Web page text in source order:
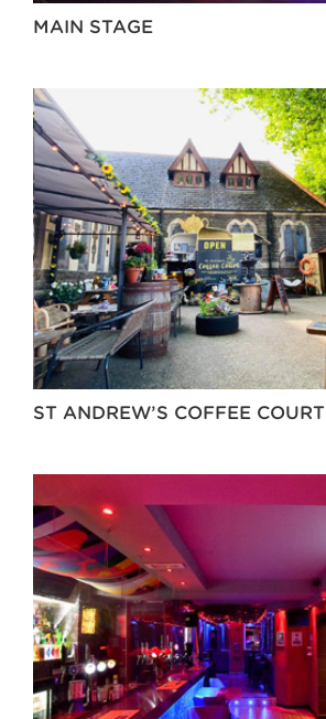
MAIN STAGE
ST ANDREW’S COFFEE COURT